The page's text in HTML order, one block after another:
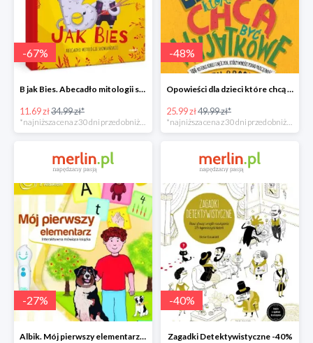
-67%
B jak Bies. Abecadło mitologii słowiańskiej. ABC mitów świata -67%
11.69 zł34.99 zł*
-48%
Opowieści dla dzieci które chcą być wyjątkowe -49%
25.99 zł49.99 zł*
-27%
Albik. Mój pierwszy elementarz - książka interaktywna -28%
-40%
Zagadki Detektywistyczne -40%